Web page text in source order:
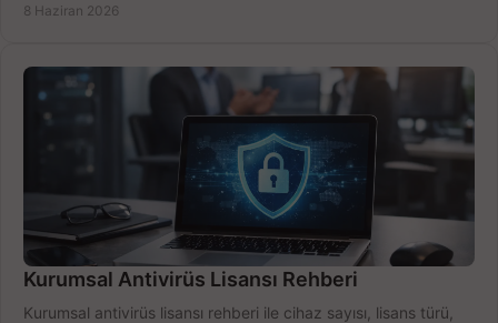
8 Haziran 2026
Kurumsal Antivirüs Lisansı Rehberi
Kurumsal antivirüs lisansı rehberi ile cihaz sayısı, lisans türü,